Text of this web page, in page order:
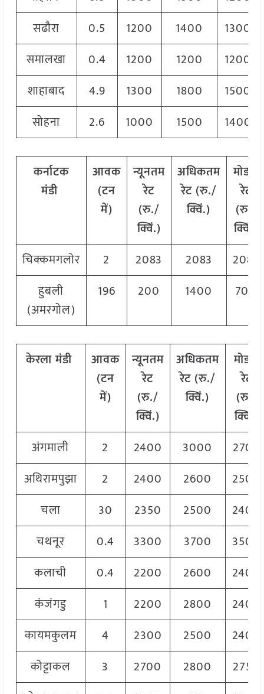
सढौरा
0.5 1200 1400
1300
समालखा
0.4 1200 1200
1200
शाहाबाद
4.9 1300 1800
1500
सोहना
2.6 1000 1500 1400
कर्नाटक
मंडी
आवक
(टन
में)
न्यूनतम
रेट
(रु./
क्विं.)
अधिकतम
रेट (रु./
क्विं.)
मोडल
रेट
(रु./
क्विं.)
चिक्कमगलोर
2 2083 2083
2083
हुबली
(अमरगोल)
196 200 1400 700
केरला मंडी
आवक
(टन
में)
न्यूनतम
रेट
(रु./
क्विं.)
अधिकतम
रेट (रु./
क्विं.)
मोडल
रेट
(रु./
क्विं.)
अंगमाली
2 2400 3000
2700
अथिरामपुझा
2 2400 2600
2500
चला
30 2350 2500
2400
चथनूर
0.4 3300 3700
3500
कलाची
0.4 2200 2600
2400
कंजंगडु
1 2200 2800
2400
कायमकुलम
4 2300 2500
2400
कोट्टाकल
3 2700 2800
2750